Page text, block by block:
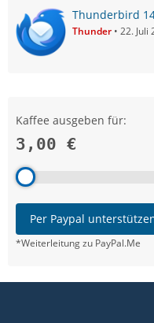
Thunderbird
Thunder 22. Juli
Kaffee ausgeben für:
3,00 €
Per Paypal
*Weiterleitung zu PayPal.Me